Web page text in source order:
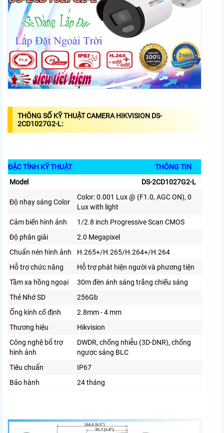
THÔNG SỐ KỸ THUẬT CAMERA HIKVISION DS-
2CD1027G2-L:
ĐẶC TÍNH KỸ THUẬT
THÔNG TIN
Model
DS-2CD1027G2-L
Độ nhạy sáng Color
Color: 0.001 Lux @ (F1.0, AGC ON), 0
Lux with light
Cảm biến hình ảnh
1/2.8 inch Progressive Scan CMOS
Độ phân giải
2.0 Megapixel
Chuẩn nén hình ảnh
H.265+/H.265/H.264+/H.264
Hỗ trợ chức năng
Hỗ trợ phát hiện người và phương tiện
Tầm xa hồng ngoại
30m đèn ánh sáng trắng chiếu sáng
Thẻ Nhớ SD
256Gb
Ống kính cố định
2.8mm - 4 mm
Thương hiệu
Hikvision
Công nghệ bổ trợ
hình ảnh
DWDR, chống nhiễu (3D-DNR), chống
ngược sáng BLC
Tiêu chuẩn
IP67
Bảo hành
24 tháng